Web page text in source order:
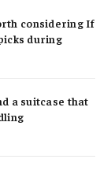
considering If
during
a suitcase that